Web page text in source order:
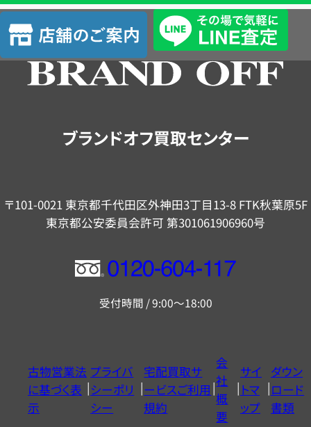
査
定
店
舗
の
ブランドオフ買取センター
〒101-0021 東京都千代田区外神田3丁目13-8 FTK秋葉原5F
東京都公安委員会許可 第301061906960号
フ
ー
ヤ
ル
0120604117
受付時間 / 9:00～18:00
古物営業法
に基づく表
示
プライバ
シーポリ
シー
宅配買取サ
ービスご利用
規約
会
社
概
要
サイ
トマ
ップ
ダウン
ロード
書類